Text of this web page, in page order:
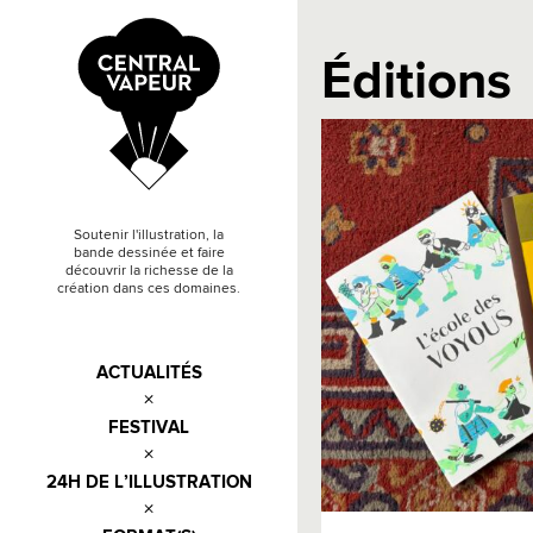
Soutenir l'illustration, la
bande dessinée et faire
découvrir la richesse de la
création dans ces domaines.
ACTUALITÉS
FESTIVAL
24H DE L’ILLUSTRATION
Éditions